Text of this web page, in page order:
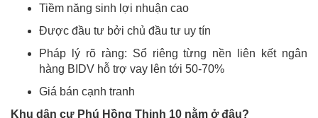
Tiềm năng sinh lợi nhuận cao
Được đầu tư bởi chủ đầu tư uy tín
Pháp lý rõ ràng: Sổ riêng từng nền liên kết ngân
hàng BIDV hỗ trợ vay lên tới 50-70%
Giá bán cạnh tranh
Khu dân cư Phú Hồng Thịnh 10 nằm ở đâu?